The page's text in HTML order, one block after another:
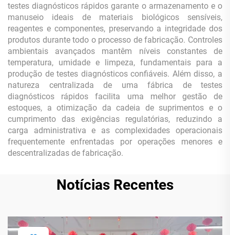
testes diagnósticos rápidos garante o armazenamento e o
manuseio ideais de materiais biológicos sensíveis,
reagentes e componentes, preservando a integridade dos
produtos durante todo o processo de fabricação. Controles
ambientais avançados mantêm níveis constantes de
temperatura, umidade e limpeza, fundamentais para a
produção de testes diagnósticos confiáveis. Além disso, a
natureza centralizada de uma fábrica de testes
diagnósticos rápidos facilita uma melhor gestão de
estoques, a otimização da cadeia de suprimentos e o
cumprimento das exigências regulatórias, reduzindo a
carga administrativa e as complexidades operacionais
frequentemente enfrentadas por operações menores e
descentralizadas de fabricação.
Notícias Recentes